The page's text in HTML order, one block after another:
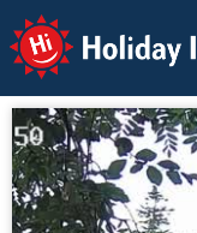
Holiday Info